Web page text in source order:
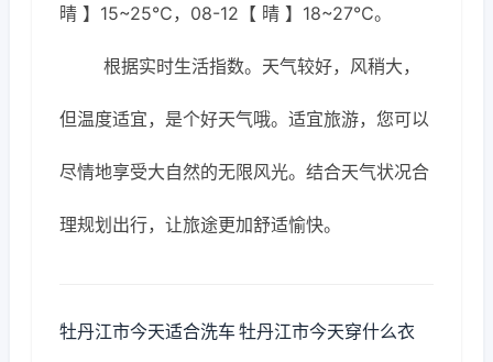
晴 】15~25℃，08-12【 晴 】18~27℃。
根据实时生活指数。天气较好，风稍大，
但温度适宜，是个好天气哦。适宜旅游，您可以
尽情地享受大自然的无限风光。结合天气状况合
理规划出行，让旅途更加舒适愉快。
牡丹江市今天适合洗车 牡丹江市今天穿什么衣